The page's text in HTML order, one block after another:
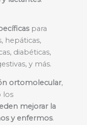
para
hepáticas,
diabéticas,
y más.
ortomolecular,
los
mejorar la
y enfermos.